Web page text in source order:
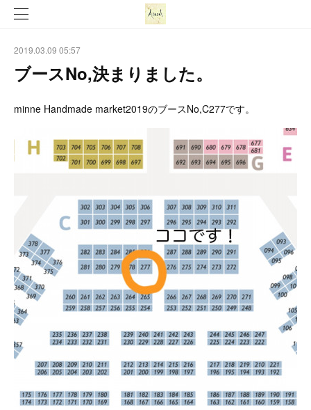
2019.03.09 05:57
ブースNo,決まりました。
minne Handmade market2019のブースNo,C277です。